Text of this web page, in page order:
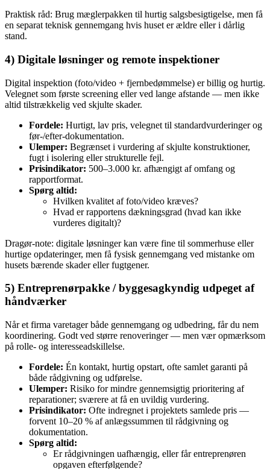
Praktisk råd: Brug mæglerpakken til hurtig salgsbesigtigelse, men få
en separat teknisk gennemgang hvis huset er ældre eller i dårlig
stand.
4) Digitale løsninger og remote inspektioner
Digital inspektion (foto/video + fjernbedømmelse) er billig og hurtig.
Velegnet som første screening eller ved lange afstande — men ikke
altid tilstrækkelig ved skjulte skader.
Fordele: Hurtigt, lav pris, velegnet til standardvurderinger og
før‑/efter‑dokumentation.
Ulemper: Begrænset i vurdering af skjulte konstruktioner,
fugt i isolering eller strukturelle fejl.
Prisindikator: 500–3.000 kr. afhængigt af omfang og
rapportformat.
Spørg altid:
Hvilken kvalitet af foto/video kræves?
Hvad er rapportens dækningsgrad (hvad kan ikke
vurderes digitalt)?
Dragør‑note: digitale løsninger kan være fine til sommerhuse eller
hurtige opdateringer, men få fysisk gennemgang ved mistanke om
husets bærende skader eller fugtgener.
5) Entreprenørpakke / byggesagkyndig udpeget af
håndværker
Når et firma varetager både gennemgang og udbedring, får du nem
koordinering. Godt ved større renoveringer — men vær opmærksom
på rolle‑ og interesseadskillelse.
Fordele: Én kontakt, hurtig opstart, ofte samlet garanti på
både rådgivning og udførelse.
Ulemper: Risiko for mindre gennemsigtig prioritering af
reparationer; sværere at få en uvildig vurdering.
Prisindikator: Ofte indregnet i projektets samlede pris —
forvent 10–20 % af anlægssummen til rådgivning og
dokumentation.
Spørg altid:
Er rådgivningen uafhængig, eller får entreprenøren
opgaven efterfølgende?